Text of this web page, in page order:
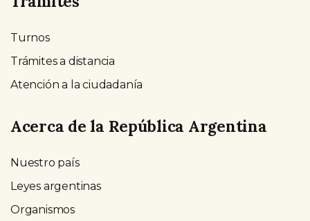
Turnos
Trámites a distancia
Atención a la ciudadanía
Acerca de la República Argentina
Nuestro país
Leyes argentinas
Organismos